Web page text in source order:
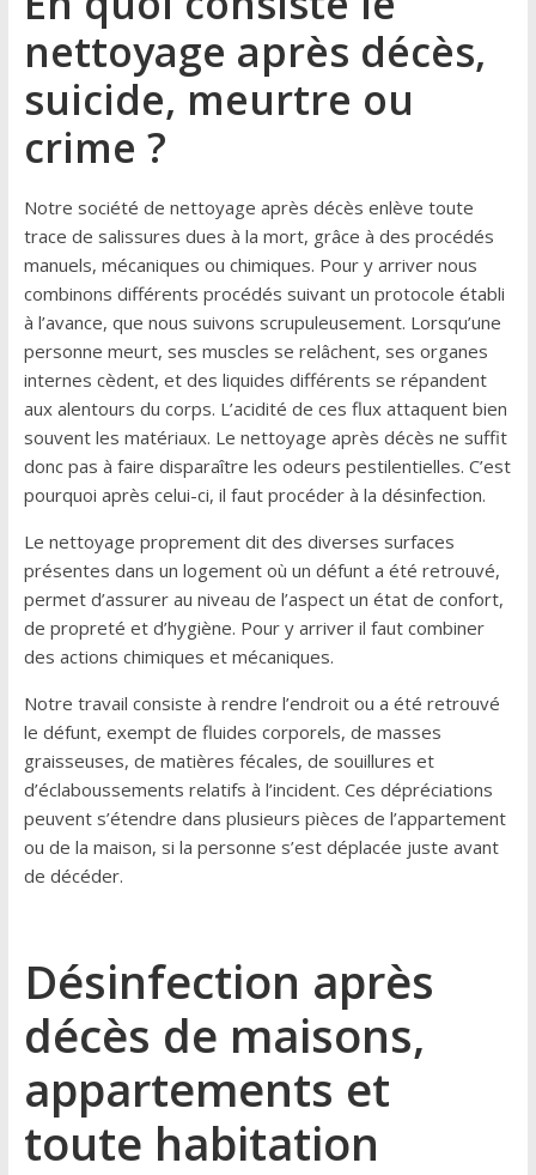
nettoyage après décès,
suicide, meurtre ou
crime ?
Notre société de nettoyage après décès enlève toute
trace de salissures dues à la mort, grâce à des procédés
manuels, mécaniques ou chimiques. Pour y arriver nous
combinons différents procédés suivant un protocole établi
à l’avance, que nous suivons scrupuleusement. Lorsqu’une
personne meurt, ses muscles se relâchent, ses organes
internes cèdent, et des liquides différents se répandent
aux alentours du corps. L’acidité de ces flux attaquent bien
souvent les matériaux. Le nettoyage après décès ne suffit
donc pas à faire disparaître les odeurs pestilentielles. C’est
pourquoi après celui-ci, il faut procéder à la désinfection.
Le nettoyage proprement dit des diverses surfaces
présentes dans un logement où un défunt a été retrouvé,
permet d’assurer au niveau de l’aspect un état de confort,
de propreté et d’hygiène. Pour y arriver il faut combiner
des actions chimiques et mécaniques.
Notre travail consiste à rendre l’endroit ou a été retrouvé
le défunt, exempt de fluides corporels, de masses
graisseuses, de matières fécales, de souillures et
d’éclaboussements relatifs à l’incident. Ces dépréciations
peuvent s’étendre dans plusieurs pièces de l’appartement
ou de la maison, si la personne s’est déplacée juste avant
de décéder.
Désinfection après
décès de maisons,
appartements et
toute habitation